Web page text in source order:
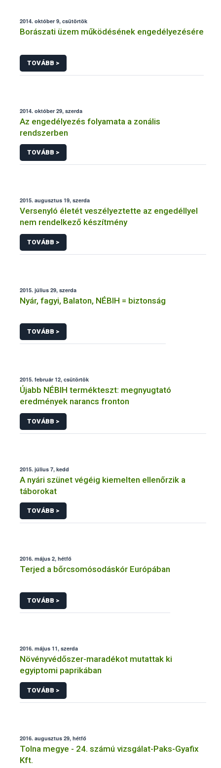
2014. október 9, csütörtök
Borászati üzem működésének engedélyezésére
TOVÁBB >
2014. október 29, szerda
Az engedélyezés folyamata a zonális
rendszerben
TOVÁBB >
2015. augusztus 19, szerda
Versenyló életét veszélyeztette az engedéllyel
nem rendelkező készítmény
TOVÁBB >
2015. július 29, szerda
Nyár, fagyi, Balaton, NÉBIH = biztonság
TOVÁBB >
2015. február 12, csütörtök
Újabb NÉBIH termékteszt: megnyugtató
eredmények narancs fronton
TOVÁBB >
2015. július 7, kedd
A nyári szünet végéig kiemelten ellenőrzik a
táborokat
TOVÁBB >
2016. május 2, hétfő
Terjed a bőrcsomósodáskór Európában
TOVÁBB >
2016. május 11, szerda
Növényvédőszer-maradékot mutattak ki
egyiptomi paprikában
TOVÁBB >
2016. augusztus 29, hétfő
Tolna megye - 24. számú vizsgálat-Paks-Gyafix
Kft.